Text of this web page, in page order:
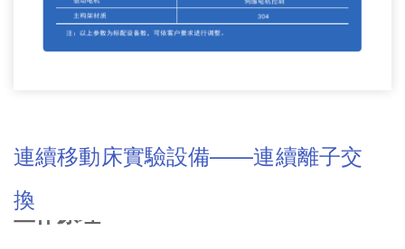
連續移動床實驗設備——連續離子交
換
工作原理